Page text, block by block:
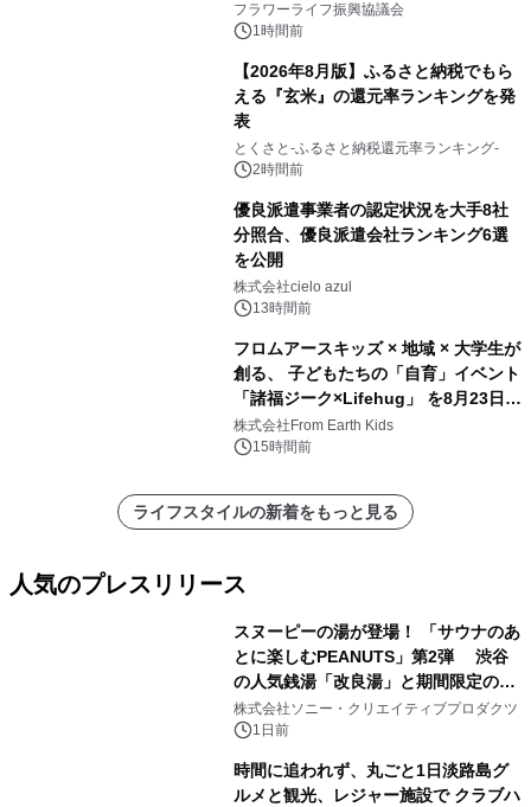
フラワーライフ振興協議会
1時間前
【2026年8月版】ふるさと納税でもら
える『玄米』の還元率ランキングを発
表
とくさと-ふるさと納税還元率ランキング-
2時間前
優良派遣事業者の認定状況を大手8社
分照合、優良派遣会社ランキング6選
を公開
株式会社cielo azul
13時間前
フロムアースキッズ × 地域 × 大学生が
創る、 子どもたちの「自育」イベント
「諸福ジーク×Lifehug」 を8月23日
(日)開催
株式会社From Earth Kids
15時間前
ライフスタイルの新着をもっと見る
人気のプレスリリース
スヌーピーの湯が登場！ 「サウナのあ
とに楽しむPEANUTS」第2弾 渋谷
の人気銭湯「改良湯」と期間限定のコ
ラボレーション サウナイキタイコラ
ボグッズも発売決定！
株式会社ソニー・クリエイティブプロダクツ
1日前
時間に追われず、丸ごと1日淡路島グ
ルメと観光、レジャー施設で クラブハ